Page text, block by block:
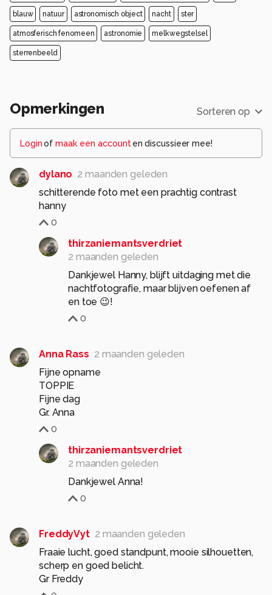
blauw natuur astronomisch object nacht ster
atmosferisch fenomeen astronomie melkwegstelsel
sterrenbeeld
Opmerkingen Sorteren op
Loginof maak een account en discussieer mee!
dylano 2 maanden geleden
schitterende foto met een prachtig contrast
hanny
0
thirzaniemantsverdriet
2 maanden geleden
Dankjewel Hanny, blijft uitdaging met die
nachtfotografie, maar blijven oefenen af
en toe 😉!
0
Anna Rass 2 maanden geleden
Fijne opname
TOPPIE
Fijne dag
Gr. Anna
0
thirzaniemantsverdriet
2 maanden geleden
Dankjewel Anna!
0
FreddyVyt 2 maanden geleden
Fraaie lucht, goed standpunt, mooie silhouetten,
scherp en goed belicht.
Gr Freddy